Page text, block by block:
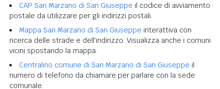
CAP San Marzano di San Giuseppe il codice di avviamento
postale da utilizzare per gli indirizzi postali.
Mappa San Marzano di San Giuseppe interattiva con
ricerca delle strade e dell'indirizzo. Visualizza anche i comuni
vicini spostando la mappa.
Centralino comune di San Marzano di San Giuseppe il
numero di telefono da chiamare per parlare con la sede
comunale.